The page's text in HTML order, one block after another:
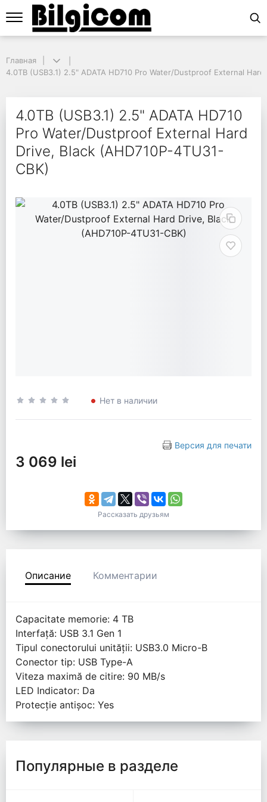
4.0TB (USB3.1) 2.5" ADATA HD710 Pro Water/Dustproof External Hard
4.0TB (USB3.1) 2.5"
Главная
4.0TB (USB3.1) 2.5" ADATA HD710 Pro Water/Dustproof External
4.0TB (USB3.1) 2.5" ADATA HD710
Pro Water/Dustproof External Hard
Drive, Black (AHD710P-4TU31-
CBK)
Нет в наличии
Версия для печати
3 069 lei
Рассказать друзьям
Описание Комментарии
Capacitate memorie: 4 TB
Interfață: USB 3.1 Gen 1
Tipul conectorului unității: USB3.0 Micro-B
Conector tip: USB Type-A
Viteza maximă de citire: 90 MB/s
LED Indicator: Da
Protecție antișoc: Yes
Популярные в разделе